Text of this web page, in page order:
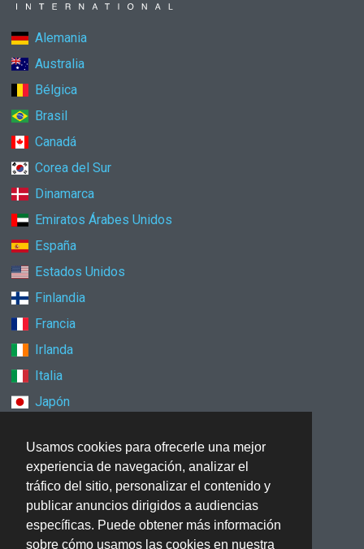
Usamos cookies para ofrecerle una mejor
experiencia de navegación, analizar el
tráfico del sitio, personalizar el contenido y
publicar anuncios dirigidos a audiencias
específicas. Puede obtener más información
sobre cómo usamos las cookies en nuestra
Alemania
Australia
Bélgica
Brasil
Canadá
Corea del Sur
Dinamarca
Emiratos Árabes Unidos
España
Estados Unidos
Finlandia
Francia
Irlanda
Italia
Japón
Noruega
Nueva Zelanda
Países Bajos
Polonia